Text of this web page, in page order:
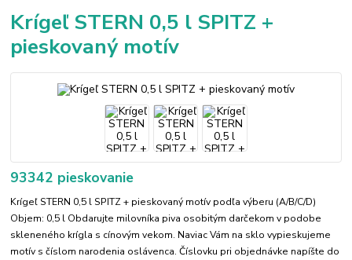
Krígeľ STERN 0,5 l SPITZ +
pieskovaný motív
93342 pieskovanie
Krígeľ STERN 0,5 l SPITZ + pieskovaný motív podľa výberu (A/B/C/D)
Objem: 0,5 l Obdarujte milovníka piva osobitým darčekom v podobe
skleneného krígla s cínovým vekom. Naviac Vám na sklo vypieskujeme
motív s číslom narodenia oslávenca. Číslovku pri objednávke napíšte do